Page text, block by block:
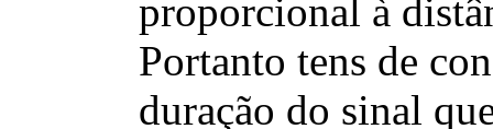
proporcional à
Portanto tens de
duração do sinal